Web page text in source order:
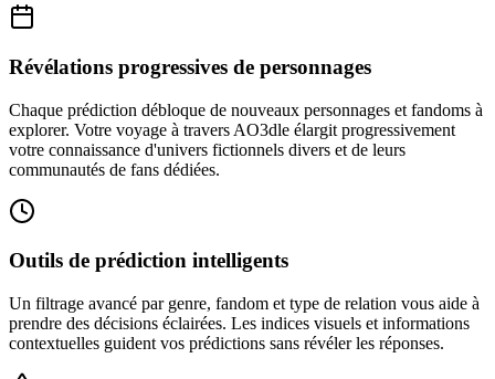
Révélations progressives de personnages
Chaque prédiction débloque de nouveaux personnages et fandoms à
explorer. Votre voyage à travers AO3dle élargit progressivement
votre connaissance d'univers fictionnels divers et de leurs
communautés de fans dédiées.
Outils de prédiction intelligents
Un filtrage avancé par genre, fandom et type de relation vous aide à
prendre des décisions éclairées. Les indices visuels et informations
contextuelles guident vos prédictions sans révéler les réponses.